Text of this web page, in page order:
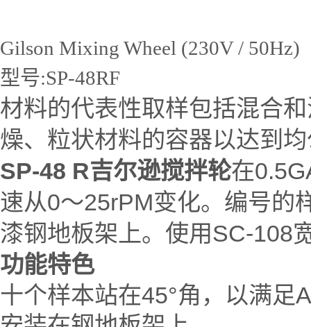
Gilson Mixing Wheel (230V / 50Hz)
型号:SP-48RF
材料的代表性取样包括混合
燥、粒状材料的容器以达到
SP-48 R吉尔逊搅拌轮在
速从0～25rPM变化。编号的
漆钢地板架上。使用SC-108
功能特色
十个样本站在45°角，以满足